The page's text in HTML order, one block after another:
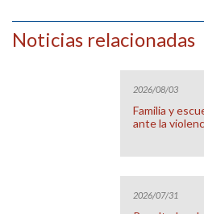
Noticias relacionadas
2026/08/03
Familia y
ante la
2026/07/31